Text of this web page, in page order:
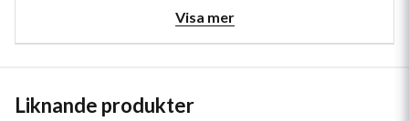
Gasket ID 120.9 mm (4.76 inch)
Beta 1000
Visa mer
Liknande produkter